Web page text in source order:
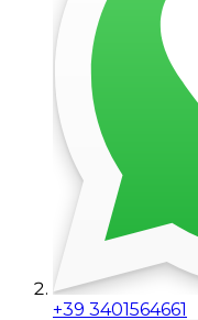
+39 3401564661